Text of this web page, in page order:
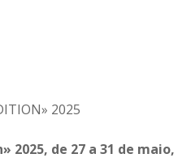
2025, de 27 a 31 de